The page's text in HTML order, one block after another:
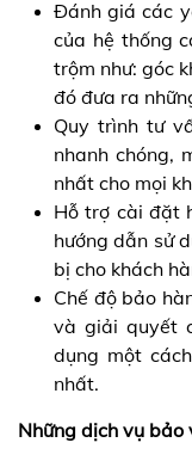
Đánh giá các
của hệ thống
trộm như: góc
đó đưa ra
Quy trình tư
nhanh chóng,
nhất cho mọi
Hỗ trợ cài đặt
hướng dẫn sử
bị cho khách
Chế độ bảo
và giải quyết
dụng một
nhất.
Những dịch vụ bảo